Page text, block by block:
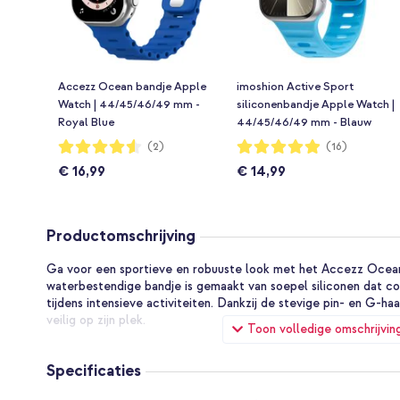
Accezz Ocean bandje Apple
Watch | 44/45/46/49 mm -
Royal Blue
Waardering:
90%
(2)
€ 16,99
imoshion Active Sport
siliconenbandje Apple Watch |
44/45/46/49 mm - Blauw
Waardering:
98%
(16)
€ 14,99
Productomschrijving
Toon volledige
Ga voor een sportieve en robuuste look met het Accezz
waterbestendige bandje is gemaakt van soepel siliconen dat
tijdens intensieve activiteiten. Dankzij de stevige pin- en G-
veilig op zijn plek.
Volledig waterbestendig, ideaal voor zwemmen en
Specificaties